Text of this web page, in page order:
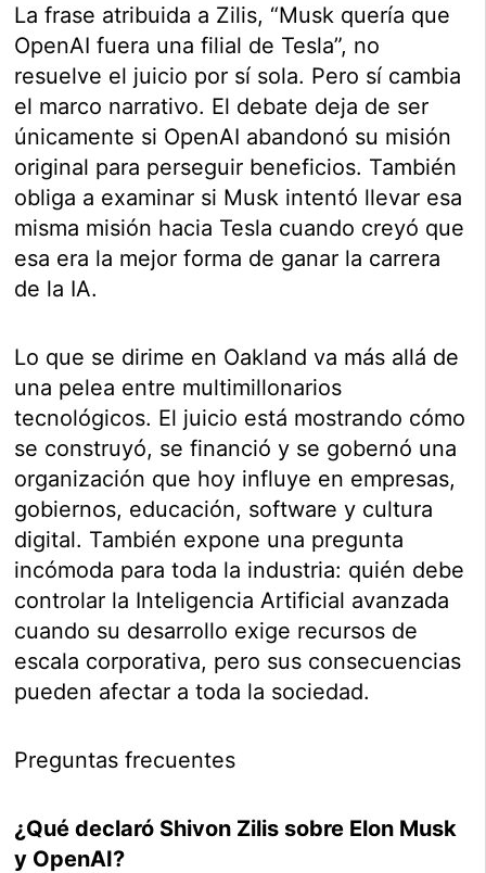
La frase atribuida a Zilis, “Musk quería que
OpenAI fuera una filial de Tesla”, no
resuelve el juicio por sí sola. Pero sí cambia
el marco narrativo. El debate deja de ser
únicamente si OpenAI abandonó su misión
original para perseguir beneficios. También
obliga a examinar si Musk intentó llevar esa
misma misión hacia Tesla cuando creyó que
esa era la mejor forma de ganar la carrera
de la IA.
Lo que se dirime en Oakland va más allá de
una pelea entre multimillonarios
tecnológicos. El juicio está mostrando cómo
se construyó, se financió y se gobernó una
organización que hoy influye en empresas,
gobiernos, educación, software y cultura
digital. También expone una pregunta
incómoda para toda la industria: quién debe
controlar la Inteligencia Artificial avanzada
cuando su desarrollo exige recursos de
escala corporativa, pero sus consecuencias
pueden afectar a toda la sociedad.
Preguntas frecuentes
¿Qué declaró Shivon Zilis sobre Elon Musk
y OpenAI?